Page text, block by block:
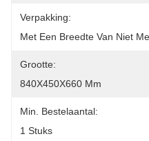
Verpakking:
Met Een Breedte Van Niet
Grootte:
840X450X660 Mm
Min. Bestelaantal:
1 Stuks